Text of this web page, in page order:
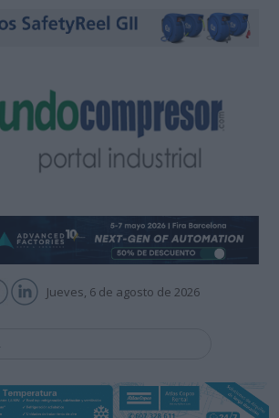
Jueves, 6 de agosto de 2026